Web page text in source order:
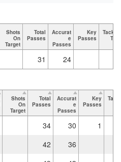
Shots
On
Target
Total
Passes
Accurat
e
Passes
Key
Passes
31 24
Shots
On
Target
Total
Passes
Accurat
e
Passes
Key
Passes
34 30
1
42
36